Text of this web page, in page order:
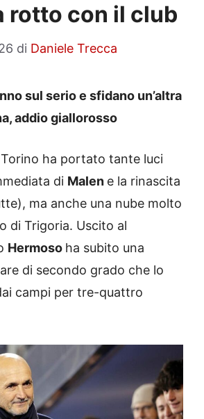
rotto con il club
di Daniele Trecca
sul serio e sfidano un’altra
addio giallorosso
ha portato tante luci
di Malen e la rinascita
ma anche una nube molto
di Trigoria. Uscito al
Hermoso ha subito una
di secondo grado che lo
campi per tre-quattro